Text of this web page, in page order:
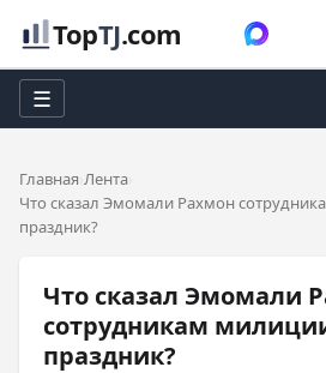
TopTJ.com
☰
Главная Лента
Что сказал Эмомали Рахмон
праздник?
Что сказал Эмомали
сотрудникам
праздник?